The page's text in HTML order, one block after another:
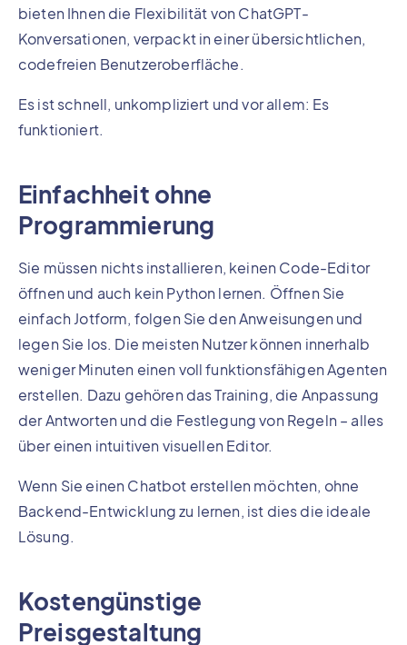
bieten Ihnen die Flexibilität von ChatGPT-
Konversationen, verpackt in einer übersichtlichen,
codefreien Benutzeroberfläche.
Es ist schnell, unkompliziert und vor allem: Es
funktioniert.
Einfachheit ohne
Programmierung
Sie müssen nichts installieren, keinen Code-Editor
öffnen und auch kein Python lernen. Öffnen Sie
einfach Jotform, folgen Sie den Anweisungen und
legen Sie los. Die meisten Nutzer können innerhalb
weniger Minuten einen voll funktionsfähigen Agenten
erstellen. Dazu gehören das Training, die Anpassung
der Antworten und die Festlegung von Regeln – alles
über einen intuitiven visuellen Editor.
Wenn Sie einen Chatbot erstellen möchten, ohne
Backend-Entwicklung zu lernen, ist dies die ideale
Lösung.
Kostengünstige
Preisgestaltung